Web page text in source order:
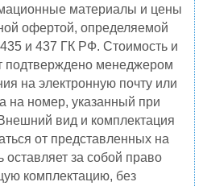
материалы и цены
офертой, определяемой
и 437 ГК РФ. Стоимость и
подтверждено менеджером
на электронную почту или
на номер, указанный при
вид и комплектация
от представленных на
оставляет за собой право
комплектацию, без